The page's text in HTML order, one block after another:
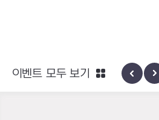
신규 지역 네블론
이벤트 모두 보기